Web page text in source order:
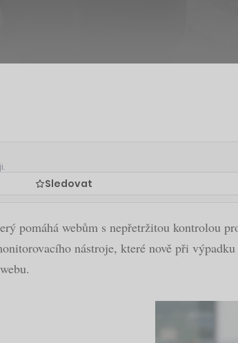
Sledovat
pomáhá webům s nepřetržitou kontrolou
nástroje, které nově při